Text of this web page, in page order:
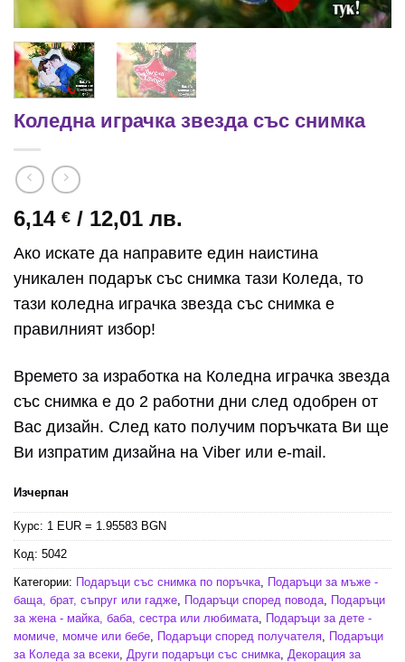
Коледна играчка звезда със снимка
6,14 € / 12,01 лв.
Ако искате да направите един наистина
уникален подарък със снимка тази Коледа, то
тази коледна играчка звезда със снимка е
правилният избор!
Времето за изработка на Коледна играчка звезда
със снимка е до 2 работни дни след одобрен от
Вас дизайн. След като получим поръчката Ви ще
Ви изпратим дизайна на Viber или e-mail.
Изчерпан
Курс: 1 EUR = 1.95583 BGN
Код: 5042
Категории: Подаръци със снимка по поръчка
Подаръци за мъже -
баща, брат, съпруг или гадже
Подаръци според повода
Подаръци
за жена - майка, баба, сестра или любимата
Подаръци за дете -
момиче, момче или бебе
Подаръци според получателя
Подаръци
за Коледа за всеки Други подаръци със снимка Декорация за